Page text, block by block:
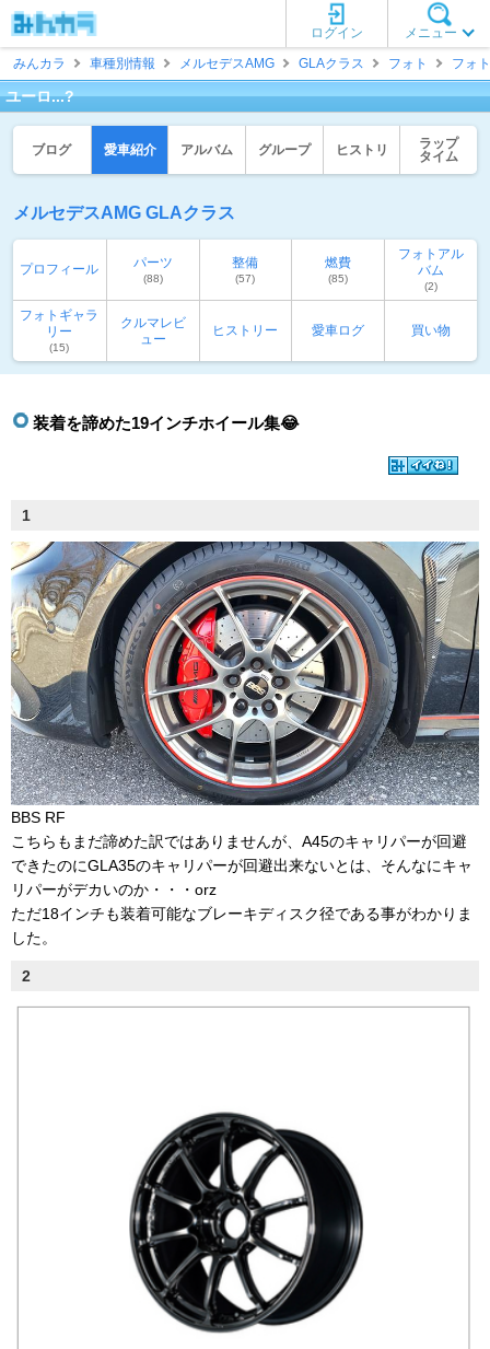
メニュー
ログイン
みんカラ
車種別情報 メルセデスAMG GLAクラス フォト フォ
ユーロ...?
ブログ 愛車紹介 アルバム グループ ヒストリ
ラップ
タイム
メルセデスAMG GLAクラス
プロフィール パーツ
(88)
整備
(57)
燃費
(85)
フォトアル
バム
(2)
フォトギャラ
リー
(15)
クルマレビ
ュー
ヒストリー 愛車ログ 買い物
装着を諦めた19インチホイール集😂
1
BBS RF
こちらもまだ諦めた訳ではありませんが、A45のキャリパーが回避
できたのにGLA35のキャリパーが回避出来ないとは、そんなにキャ
リパーがデカいのか・・・orz
ただ18インチも装着可能なブレーキディスク径である事がわかりま
した。
2